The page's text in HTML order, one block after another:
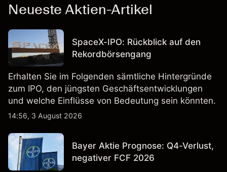
Neueste Aktien-Artikel
SpaceX-IPO: Rückblick auf den
Rekordbörsengang
Erhalten Sie im Folgenden sämtliche Hintergründe
zum IPO, den jüngsten Geschäftsentwicklungen
und welche Einflüsse von Bedeutung sein könnten.
14:56, 3 August 2026
Bayer Aktie Prognose: Q4-Verlust,
negativer FCF 2026